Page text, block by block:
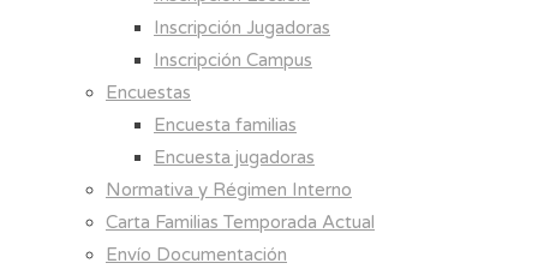
Inscripción Jugadoras
Inscripción Campus
Encuestas
Encuesta familias
Encuesta jugadoras
Normativa y Régimen Interno
Carta Familias Temporada Actual
Envío Documentación